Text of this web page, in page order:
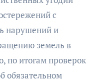
с
нарушений и
земель в
по итогам проверок
обязательном